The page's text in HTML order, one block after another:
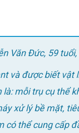
Văn Đức, 59
và được biết vật
là: mỗi trụ cụ thể
xử lý bề mặt,
có thể cung cấp